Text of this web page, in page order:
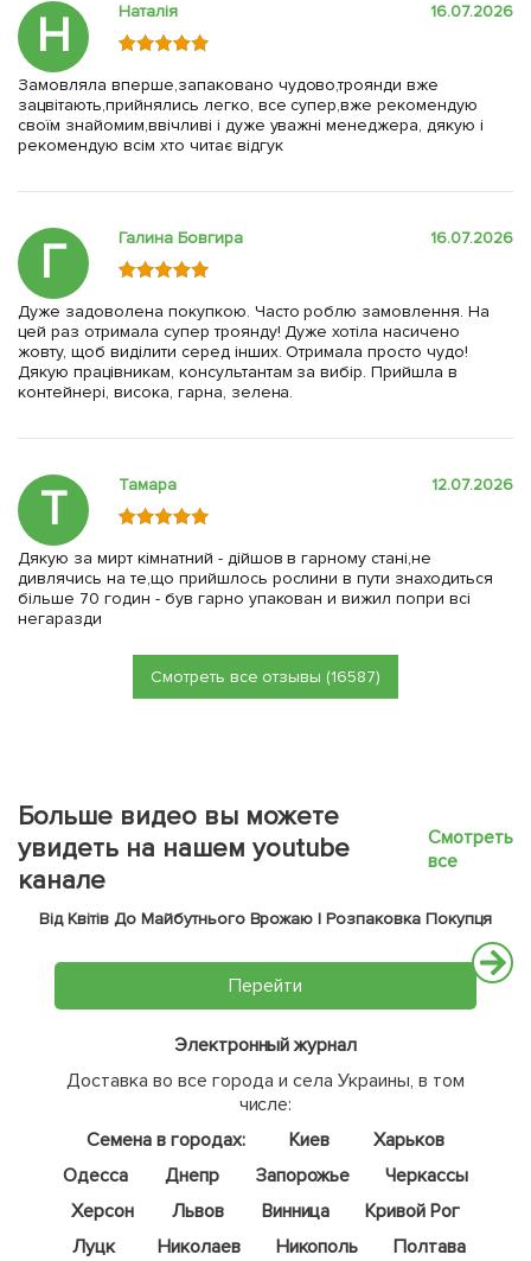
Н Наталія 16.07.2026
Замовляла вперше,запаковано чудово,троянди вже
зацвітають,прийнялись легко, все супер,вже рекомендую
своїм знайомим,ввічливі і дуже уважні менеджера, дякую і
рекомендую всім хто читає відгук
Г Галина Бовгира 16.07.2026
Дуже задоволена покупкою. Часто роблю замовлення. На
цей раз отримала супер троянду! Дуже хотіла насичено
жовту, щоб виділити серед інших. Отримала просто чудо!
Дякую працівникам, консультантам за вибір. Прийшла в
контейнері, висока, гарна, зелена.
Т Тамара 12.07.2026
Дякую за мирт кімнатний - дійшов в гарному стані,не
дивлячись на те,що прийшлось рослини в пути знаходиться
більше 70 годин - був гарно упакован и вижил попри всі
негаразди
Смотреть все отзывы (16587)
Больше видео вы можете
увидеть на нашем youtube
канале
Смотреть
все
Від Квітів До Майбутнього Врожаю | Розпаковка Покупця
Перейти
Электронный журнал
Доставка во все города и села Украины, в том
числе:
Семена в городах:
Киев
Харьков
Одесса
Днепр Запорожье
Черкассы
Херсон
Львов Винница
Кривой Рог
Луцк
Николаев Никополь
Полтава